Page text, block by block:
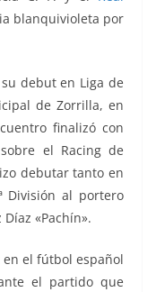
blanquivioleta por
debut en Liga de
de Zorrilla, en
finalizó con
sobre el Racing de
debutar tanto en
División al portero
«Pachín».
el fútbol español
el partido que